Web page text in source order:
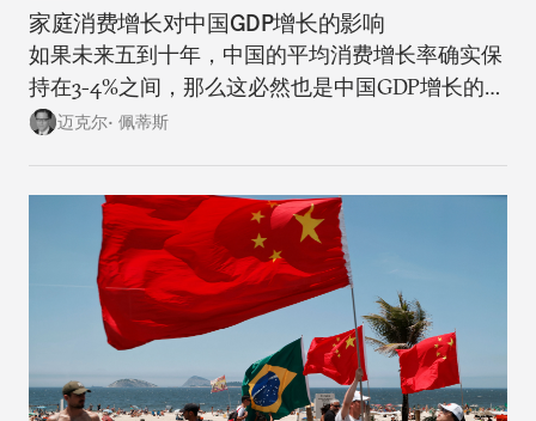
家庭消费增长对中国GDP增长的影响
如果未来五到十年，中国的平均消费增长率确实保
持在3-4%之间，那么这必然也是中国GDP增长的上
限。迈克尔• 佩蒂斯